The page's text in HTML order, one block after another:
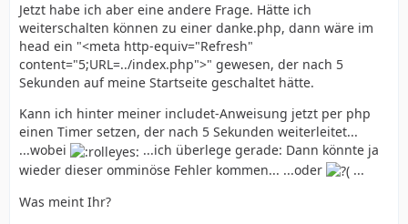
Jetzt habe ich aber eine andere Frage. Hätte ich
weiterschalten können zu einer danke.php, dann wäre im
head ein "<meta http-equiv="Refresh"
content="5;URL=../index.php">" gewesen, der nach 5
Sekunden auf meine Startseite geschaltet hätte.
Kann ich hinter meiner includet-Anweisung jetzt per php
einen Timer setzen, der nach 5 Sekunden weiterleitet...
...wobei
...ich überlege gerade: Dann könnte ja
wieder dieser omminöse Fehler kommen... ...oder
...
Was meint Ihr?